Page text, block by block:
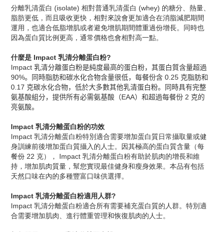
分離乳清蛋白 (isolate) 相對普通乳清蛋白 (whey) 的糖分、熱量、
脂肪更低，而且吸收更快，相對來說會更加適合在消脂減肥期間
運用，也適合低脂增肌或者避免增肌期間體重過份增長。同時也
因為蛋白質比例更高，通常價格也會相對高一點。
什麼是 Impact 乳清分離蛋白粉?
Impact 乳清分離蛋白粉是純度最高的蛋白粉，其蛋白質含量超過
90%。同時脂肪和碳水化合物含量很低，每餐份含 0.25 克脂肪和
0.17 克碳水化合物，低於大多數其他乳清蛋白粉。同時具有完整
氨基酸組分，提供所有必需氨基酸（EAA）和超過每餐份 2 克的
亮氨酸。
Impact 乳清分離蛋白粉的功效
Impact 乳清分離蛋白粉特別適合需要增加蛋白質日常攝取量或健
身訓練前後增加蛋白質攝入的人士。因其極高的蛋白質含​​量（每
餐份 22 克）， Impact 乳清分離蛋白粉有助於肌肉的增長和維
持，增加肌肉質量，幫您實現最佳健身和瘦身效果。本品有包括
天然口味在內的多種豐富口味供選擇。
Impact 乳清分離蛋白粉適用人群?
Impact 乳清分離蛋白粉適合所有需要補充蛋白質的人群。特別適
合需要增加肌肉、進行體重管理和恢復肌肉的人士。